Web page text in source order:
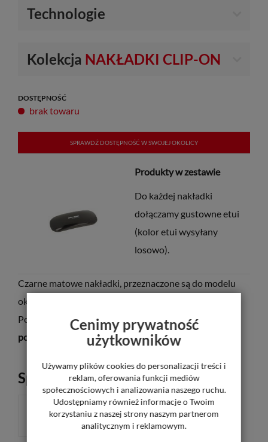
Technologie
Kolekcja NAKŁADKI CLIP-ON
DOSTĘPNOŚĆ
brak towaru
SPRAWDŹ DOSTĘPNOŚĆ W SWOJEJ OKOLICY
Produkty w zestawie
Do każdej nakładki
dołączamy gustowne etui
(kolor etui wysyłany
losowo).
Czarne matowe nakładki, przeznaczone są do modelu
okularów
Posiadają soczewki z
filtrem UV oraz filtrem
polaryzacyjnym.
Sposób płatności
ZA POBRANIEM
Cenimy prywatność
użytkowników
Używamy plików cookies do personalizacji treści i
reklam, oferowania funkcji mediów
społecznościowych i analizowania naszego ruchu.
Udostępniamy również informacje o Twoim
korzystaniu z naszej strony naszym partnerom
analitycznym i reklamowym.